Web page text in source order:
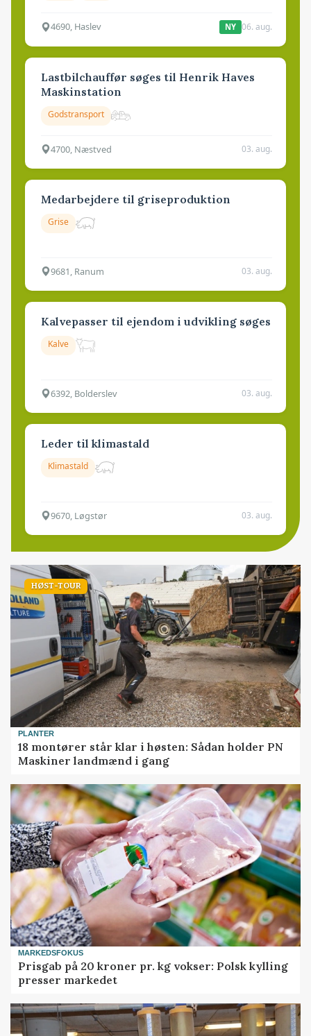
4690, Haslev NY 06. aug.
Lastbilchauffør søges til Henrik Haves
Maskinstation
Godstransport
4700, Næstved 03. aug.
Medarbejdere til griseproduktion
Grise
9681, Ranum 03. aug.
Kalvepasser til ejendom i udvikling søges
Kalve
6392, Bolderslev 03. aug.
Leder til klimastald
Klimastald
9670, Løgstør 03. aug.
HØST-TOUR
PLANTER
18 montører står klar i høsten: Sådan holder PN
Maskiner landmænd i gang
MARKEDSFOKUS
Prisgab på 20 kroner pr. kg vokser: Polsk kylling
presser markedet